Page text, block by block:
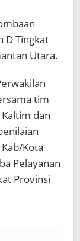
D Tingkat
Utara.
tim
dan
Kota
Pelayanan
Provinsi